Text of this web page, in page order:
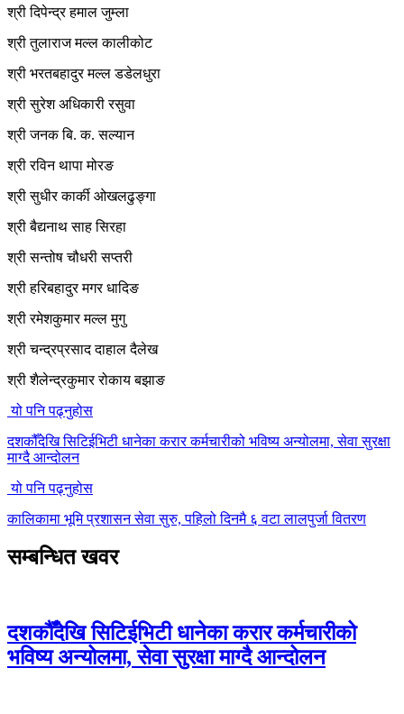
श्री दिपेन्द्र हमाल जुम्ला
श्री तुलाराज मल्ल कालीकोट
श्री भरतबहादुर मल्ल डडेलधुरा
श्री सुरेश अधिकारी रसुवा
श्री जनक बि. क. सल्यान
श्री रविन थापा मोरङ
श्री सुधीर कार्की ओखलढुङ्गा
श्री बैद्यनाथ साह सिरहा
श्री सन्तोष चौधरी सप्तरी
श्री हरिबहादुर मगर धादिङ
श्री रमेशकुमार मल्ल मुगु
श्री चन्द्रप्रसाद दाहाल दैलेख
श्री शैलेन्द्रकुमार रोकाय बझाङ
यो पनि पढ्नुहोस
दशकौँदेखि सिटिईभिटी धानेका करार कर्मचारीको भविष्य अन्योलमा, सेवा सुरक्षा
माग्दै आन्दोलन
यो पनि पढ्नुहोस
कालिकामा भूमि प्रशासन सेवा सुरु, पहिलो दिनमै ६ वटा लालपुर्जा वितरण
सम्बन्धित खवर
दशकौँदेखि सिटिईभिटी धानेका करार कर्मचारीको
भविष्य अन्योलमा, सेवा सुरक्षा माग्दै आन्दोलन